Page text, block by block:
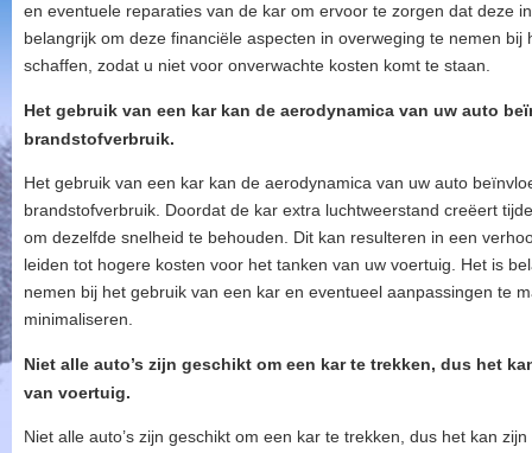
en eventuele reparaties van de kar om ervoor te zorgen dat deze
belangrijk om deze financiële aspecten in overweging te nemen
schaffen, zodat u niet voor onverwachte kosten komt te staan.
Het gebruik van een kar kan de aerodynamica van uw auto
brandstofverbruik.
Het gebruik van een kar kan de aerodynamica van uw auto
brandstofverbruik. Doordat de kar extra luchtweerstand creëert
om dezelfde snelheid te behouden. Dit kan resulteren in een
leiden tot hogere kosten voor het tanken van uw voertuig. Het is
nemen bij het gebruik van een kar en eventueel aanpassingen te
minimaliseren.
Niet alle auto’s zijn geschikt om een kar te trekken, dus het
van voertuig.
Niet alle auto’s zijn geschikt om een kar te trekken, dus het kan